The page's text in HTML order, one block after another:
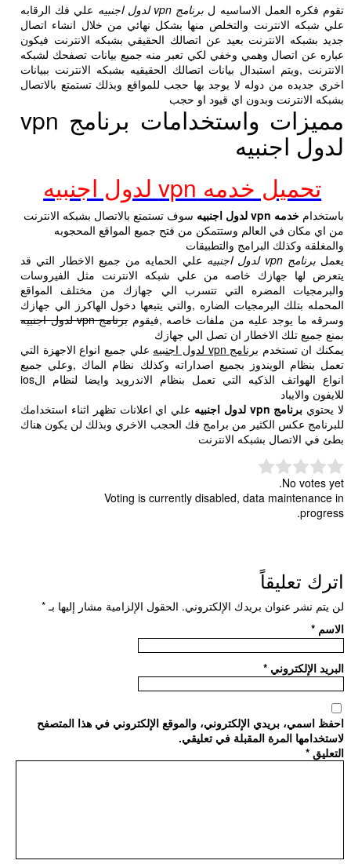
تقوم فكره العمل الاساسيه ل برنامج vpn لدول اجنبيه
علي فك الرقابه
علي شبكه الانترنت والتخلص منها بشكل نهائي من خلال انشاء اتصال
جديد بشبكه الانترنت بعيد عن اتصالك الحقيقي بشبكه الانترنت فيكون
عباره عن اتصال وهمي وخفي لكي تعبر منه جميع بيانات تصفحك لشبكه
الانترنت ,ويتم استبدال بيانات اتصالك الحقيقيه بشبكه الانترنت ببيانات
اخري جديده من دوله لا يوجد بها حجب للمواقع وبذلك تستمتع بالاتصال
بشبكه الانترنت وبدون اي قيود او حجب
مميزات واستخدامات برنامج vpn
لدول اجنبيه
تحميل خدمه vpn لدول اجنبيه
باستخدام خدمه vpn لدول اجنبيه
سوف تستمتع بالاتصال بشبكه الانترنت
من اي مكان في العالم وستتمكن من فتح جميع المواقع المحجوبه
والمغلقه وكذلك البرامج والتطبيقات
يعملبرنامج vpn لدول اجنبيه
علي الحمايه من جميع الاخطار التي قد
يتعرض لها جهازك خاصه من علي شبكه الانترنت مثل الفيروسات
والبرمجيات المضره التي تتسرب الي جهازك من مختلف المواقع
المحمله بتلك البرمجيات الضاره ,والتي يتبعها دخول الهاكرز الي جهازك
وسرقه ما يوجد عليه من ملفات خاصه ,فيقومبرنامج vpn لدول اجنبيه
بمنع جميع تلك الاخطار ان تصل الي جهازك
يمكنك ان تستخدم برنامج vpn لدول اجنبيه
علي جميع انواع الاجهزة التي
تعمل بنظام الويندوز بجميع اصداراته وكذلك نظام الماك ,وعلي جميع
انواع الهواتف الذكيه التي تعمل بنظام الاندرويد وايضا لنظام الios
للايفون والايباد
لا يحتوي برنامج vpn لدول اجنبيه
علي اي اعلانات تظهر اثناء استخدامك
للبرنامج عكس الكثير من برامج فك الحجب الاخري وبذلك لن يكون هناك
بطئ في الاتصال بشبكه الانترنت
No votes yet.
Voting is currently disabled, data maintenance in
progress.
اترك تعليقاً
لن يتم نشر عنوان بريدك الإلكتروني. الحقول الإلزامية مشار إليها بـ *
الاسم *
البريد الإلكتروني *
احفظ اسمي، بريدي الإلكتروني، والموقع الإلكتروني في هذا المتصفح
لاستخدامها المرة المقبلة في تعليقي.
التعليق *